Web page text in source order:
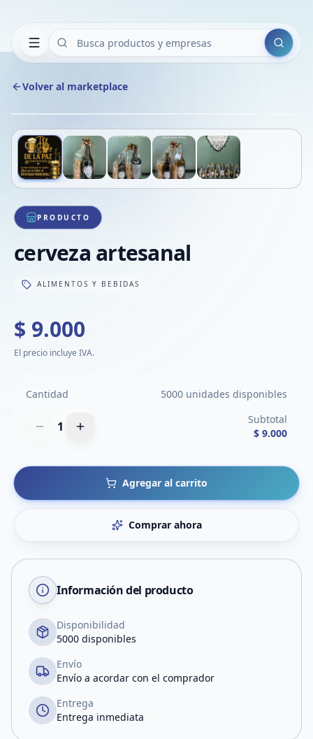
Buscar
Volver al marketplace
1/5
PRODUCTO
cerveza artesanal
ALIMENTOS Y BEBIDAS
$ 9.000
El precio incluye IVA.
Cantidad 5000 unidades disponibles
1
Subtotal
$ 9.000
Agregar al carrito
Comprar ahora
Información del producto
Disponibilidad
5000 disponibles
Envío
Envío a acordar con el comprador
Entrega
Entrega inmediata